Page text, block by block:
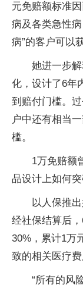
元免赔额标准
病及各类急性
病”的客户可以
她进一步
化，设计了6年
到赔付门槛。
户中还有相当
槛。
1万免赔额
品设计上如何
以人保推
经社保结算后
30%，累计1万
致的相关医疗费
“所有的风